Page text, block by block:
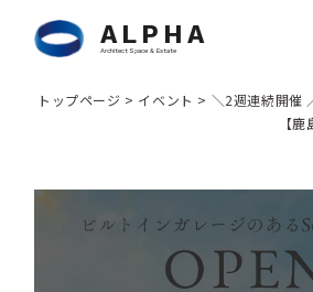
ALPHA
Architect Space & Estate
トップページ > イベント > ＼2週連続開
【